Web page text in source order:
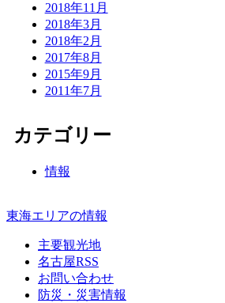
2018年11月
2018年3月
2018年2月
2017年8月
2015年9月
2011年7月
カテゴリー
情報
東海エリアの情報
主要観光地
名古屋RSS
お問い合わせ
防災・災害情報